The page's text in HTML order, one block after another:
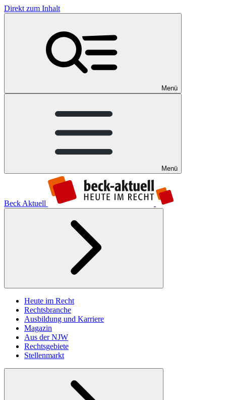
Direkt zum Inhalt
Menü
Menü
Beck Aktuell
Heute im Recht
Rechtsbranche
Ausbildung und Karriere
Magazin
Aus der NJW
Rechtsgebiete
Stellenmarkt